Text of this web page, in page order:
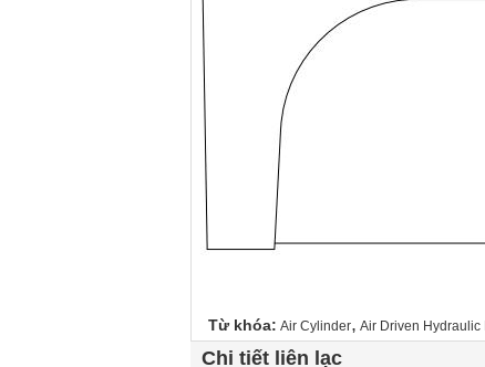
Từ khóa: Air Cylinder, Air Driven Hydraulic
Chi tiết liên lạc